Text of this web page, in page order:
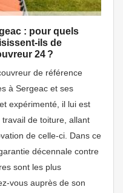
: pour quels
ils de
24 ?
de référence
à Sergeac et ses
expérimenté, il lui est
travail de toiture, allant
de celle-ci. Dans ce
décennale contre
sont les plus
vous auprès de son